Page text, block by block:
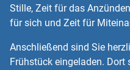
Stille, Zeit für das
für sich und Zeit für
Anschließend sind Sie
Frühstück eingeladen. Dort